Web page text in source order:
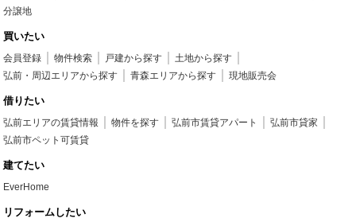
分譲地
買いたい
会員登録 物件検索 戸建から探す
土地から探す
弘前・周辺エリアから探す
青森エリアから探す 現地販売会
借りたい
弘前エリアの賃貸情報 物件を探す 弘前市賃貸アパート
弘前市貸家
弘前市ペット可賃貸
建てたい
EverHome
リフォームしたい